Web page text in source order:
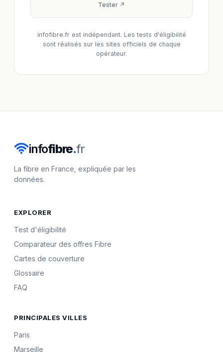
Tester ↗
infofibre.fr est indépendant. Les tests d'éligibilité
sont réalisés sur les sites officiels de chaque
opérateur.
infofibre.fr
La fibre en France, expliquée par les
données.
EXPLORER
Test d'éligibilité
Comparateur des offres Fibre
Cartes de couverture
Glossaire
FAQ
PRINCIPALES VILLES
Paris
Marseille